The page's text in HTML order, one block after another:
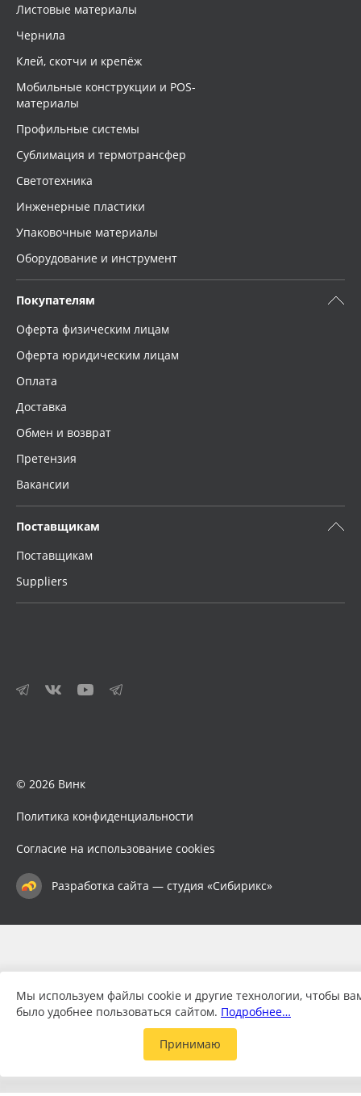
Листовые материалы
Чернила
Клей, скотчи и крепёж
Мобильные конструкции и POS-
материалы
Профильные системы
Сублимация и термотрансфер
Светотехника
Инженерные пластики
Упаковочные материалы
Оборудование и инструмент
Покупателям
Оферта физическим лицам
Оферта юридическим лицам
Оплата
Доставка
Обмен и возврат
Претензия
Вакансии
Поставщикам
Поставщикам
Suppliers
© 2026 Винк
Политика конфиденциальности
Согласие на использование cookies
Разработка сайта — студия «Сибирикс»
Мы используем файлы cookie и другие технологии, чтобы
было удобнее пользоваться сайтом. Подробнее…
Принимаю